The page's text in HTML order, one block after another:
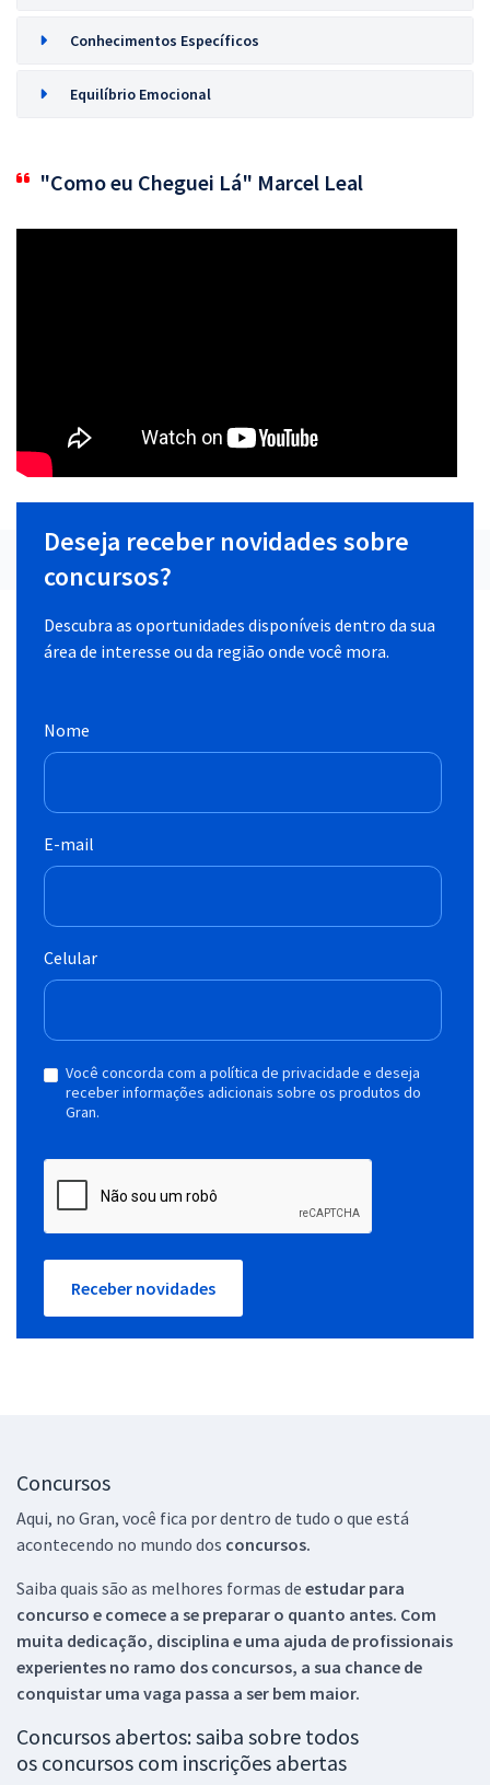
Conhecimentos Específicos
Equilíbrio Emocional
"Como eu Cheguei Lá" Marcel Leal
Deseja receber novidades sobre
concursos?
Descubra as oportunidades disponíveis dentro da sua
área de interesse ou da região onde você mora.
Nome
E-mail
Celular
Você concorda com a política de privacidade e deseja
receber informações adicionais sobre os produtos do
Gran.
Receber novidades
Concursos
Aqui, no Gran, você fica por dentro de tudo o que está
acontecendo no mundo dos concursos.
Saiba quais são as melhores formas de estudar para
concurso e comece a se preparar o quanto antes. Com
muita dedicação, disciplina e uma ajuda de profissionais
experientes no ramo dos concursos, a sua chance de
conquistar uma vaga passa a ser bem maior.
Concursos abertos: saiba sobre todos
os concursos com inscrições abertas